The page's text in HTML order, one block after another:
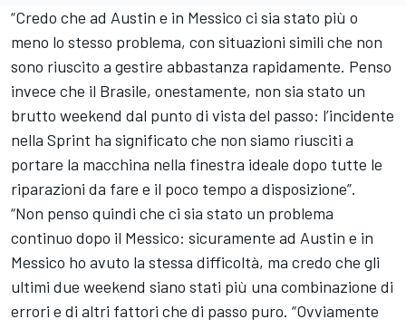
“Credo che ad Austin e in Messico ci sia stato più o
meno lo stesso problema, con situazioni simili che non
sono riuscito a gestire abbastanza rapidamente. Penso
invece che il Brasile, onestamente, non sia stato un
brutto weekend dal punto di vista del passo: l’incidente
nella Sprint ha significato che non siamo riusciti a
portare la macchina nella finestra ideale dopo tutte le
riparazioni da fare e il poco tempo a disposizione”.
“Non penso quindi che ci sia stato un problema
continuo dopo il Messico: sicuramente ad Austin e in
Messico ho avuto la stessa difficoltà, ma credo che gli
ultimi due weekend siano stati più una combinazione di
errori e di altri fattori che di passo puro. “Ovviamente